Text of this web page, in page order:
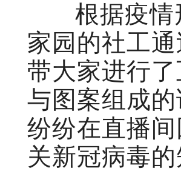
根据疫情
家园的社工
带大家进行
与图案组成
纷纷在直播
关新冠病毒